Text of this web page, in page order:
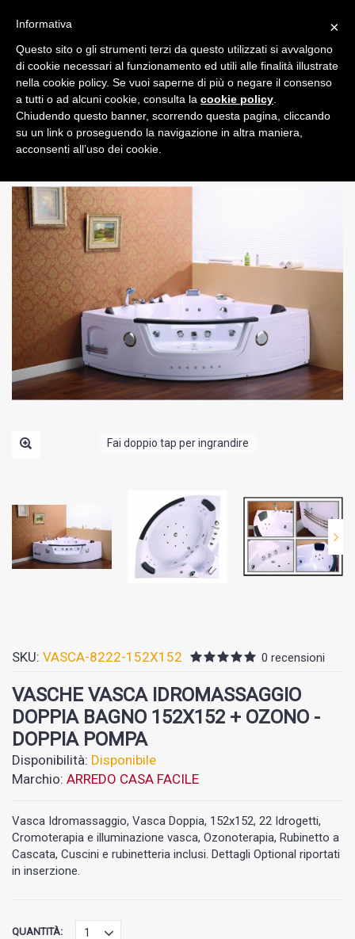
0
Fai doppio tap per ingrandire
SKU: VASCA-8222-152X152 0 recensioni
VASCHE VASCA IDROMASSAGGIO
DOPPIA BAGNO 152X152 + OZONO -
DOPPIA POMPA
Disponibilità: Disponibile
Marchio: ARREDO CASA FACILE
Vasca Idromassaggio, Vasca Doppia, 152x152, 22 Idrogetti,
Cromoterapia e illuminazione vasca, Ozonoterapia, Rubinetto a
Cascata, Cuscini e rubinetteria inclusi. Dettagli Optional riportati
in inserzione.
QUANTITÀ:
×
Informativa
Questo sito o gli strumenti terzi da questo utilizzati si avvalgono
di cookie necessari al funzionamento ed utili alle finalità illustrate
nella cookie policy. Se vuoi saperne di più o negare il consenso
a tutti o ad alcuni cookie, consulta la cookie policy
Chiudendo questo banner, scorrendo questa pagina, cliccando
su un link o proseguendo la navigazione in altra maniera,
acconsenti all’uso dei cookie.